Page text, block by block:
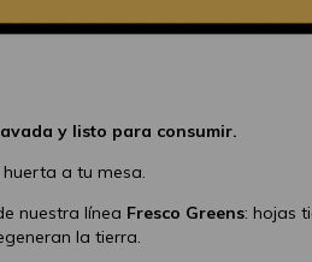
y listo para consumir.
a tu mesa.
nuestra línea Fresco Greens: hojas
la tierra.